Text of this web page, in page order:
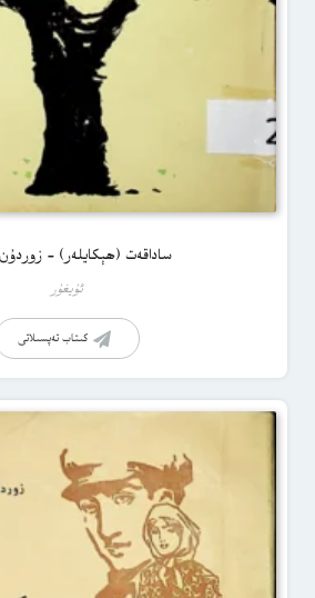
ساداقەت (ھېكايلەر) –
ئۇيغۇر
كىتاب تەپسىلاتى